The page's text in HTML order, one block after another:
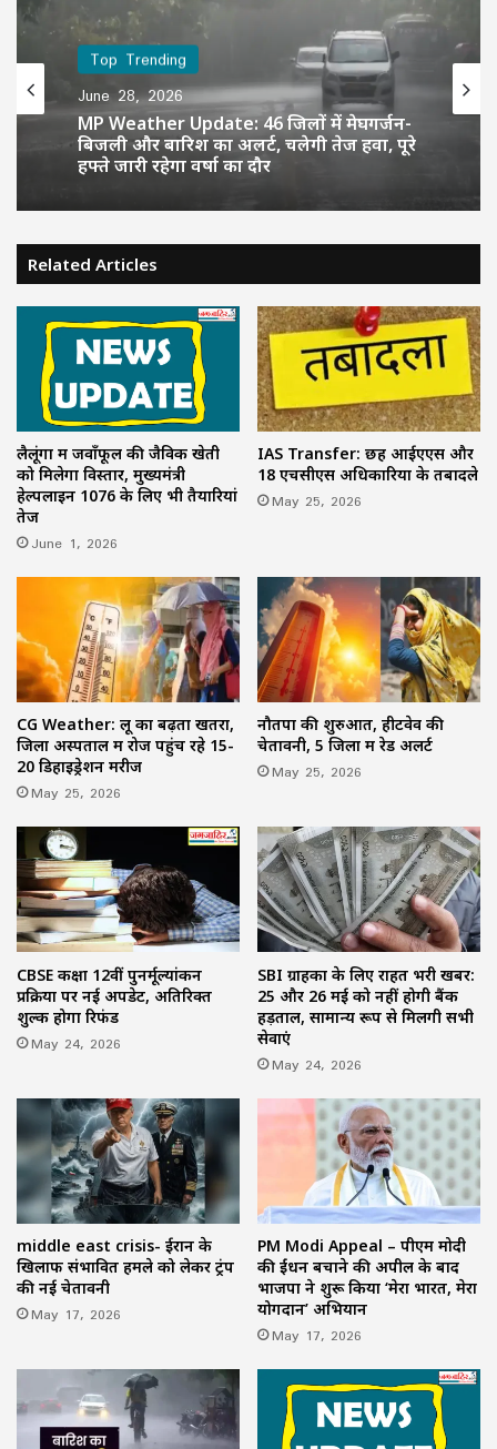
Top Trending
June 28, 2026
MP Weather Update: 46 जिलों में मेघगर्जन-
बिजली और बारिश का अलर्ट, चलेगी तेज हवा, पूरे
हफ्ते जारी रहेगा वर्षा का दौर
Related Articles
लैलूंगा में जवाँफूल की जैविक खेती
को मिलेगा विस्तार, मुख्यमंत्री
हेल्पलाइन 1076 के लिए भी तैयारियां
तेज
June 1, 2026
IAS Transfer: छह आईएएस और
18 एचसीएस अधिकारियों के तबादले
May 25, 2026
CG Weather: लू का बढ़ता खतरा,
जिला अस्पताल में रोज पहुंच रहे 15-
20 डिहाइड्रेशन मरीज
May 25, 2026
नौतपा की शुरुआत, हीटवेव की
चेतावनी, 5 जिलों में रेड अलर्ट
May 25, 2026
CBSE कक्षा 12वीं पुनर्मूल्यांकन
प्रक्रिया पर नई अपडेट, अतिरिक्त
शुल्क होगा रिफंड
May 24, 2026
SBI ग्राहकों के लिए राहत भरी खबर:
25 और 26 मई को नहीं होगी बैंक
हड़ताल, सामान्य रूप से मिलेंगी सभी
सेवाएं
May 24, 2026
middle east crisis- ईरान के
खिलाफ संभावित हमले को लेकर ट्रंप
की नई चेतावनी
May 17, 2026
PM Modi Appeal – पीएम मोदी
की ईंधन बचाने की अपील के बाद
भाजपा ने शुरू किया ‘मेरा भारत, मेरा
योगदान’ अभियान
May 17, 2026